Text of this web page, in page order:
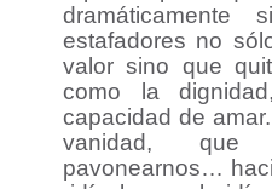
dramáticamente
estafadores no
valor sino que
como la
capacidad de
vanidad,
pavonearnos…